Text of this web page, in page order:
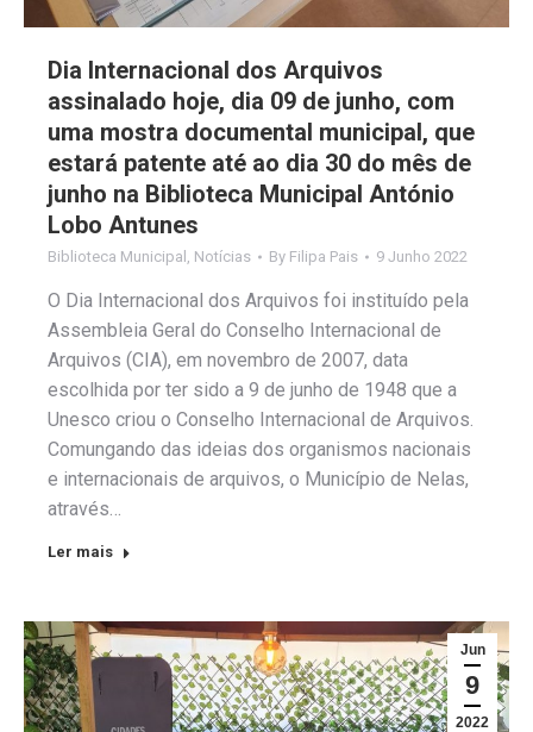
Dia Internacional dos Arquivos
assinalado hoje, dia 09 de junho, com
uma mostra documental municipal, que
estará patente até ao dia 30 do mês de
junho na Biblioteca Municipal António
Lobo Antunes
Biblioteca Municipal Notícias By Filipa Pais 9 Junho 2022
O Dia Internacional dos Arquivos foi instituído pela
Assembleia Geral do Conselho Internacional de
Arquivos (CIA), em novembro de 2007, data
escolhida por ter sido a 9 de junho de 1948 que a
Unesco criou o Conselho Internacional de Arquivos.
Comungando das ideias dos organismos nacionais
e internacionais de arquivos, o Município de Nelas,
através…
Ler mais
Jun
9
2022